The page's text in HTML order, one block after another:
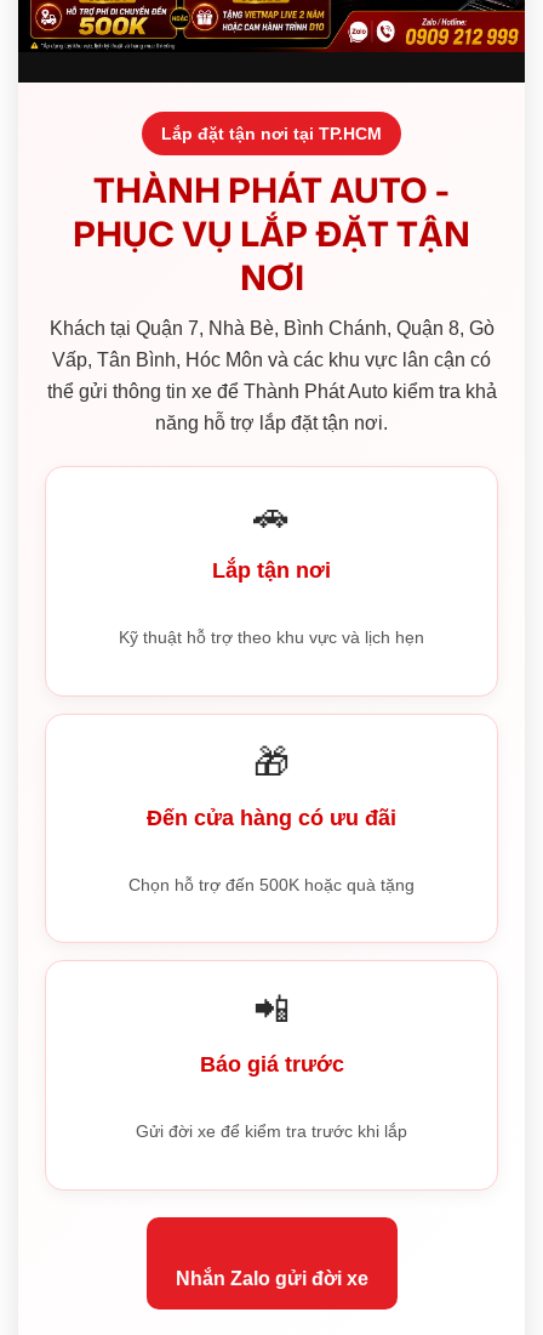
Lắp đặt tận nơi tại TP.HCM
THÀNH PHÁT AUTO -
PHỤC VỤ LẮP ĐẶT TẬN
NƠI
Khách tại Quận 7, Nhà Bè, Bình Chánh, Quận 8, Gò
Vấp, Tân Bình, Hóc Môn và các khu vực lân cận có
thể gửi thông tin xe để Thành Phát Auto kiểm tra khả
năng hỗ trợ lắp đặt tận nơi.
🚗
Lắp tận nơi
Kỹ thuật hỗ trợ theo khu vực và lịch hẹn
🎁
Đến cửa hàng có ưu đãi
Chọn hỗ trợ đến 500K hoặc quà tặng
📲
Báo giá trước
Gửi đời xe để kiểm tra trước khi lắp
Nhắn Zalo gửi đời xe